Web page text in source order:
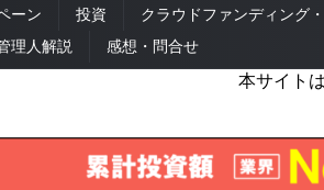
ーン 投資 クラウドファンディング
理人解説 感想・問合せ
本サイト